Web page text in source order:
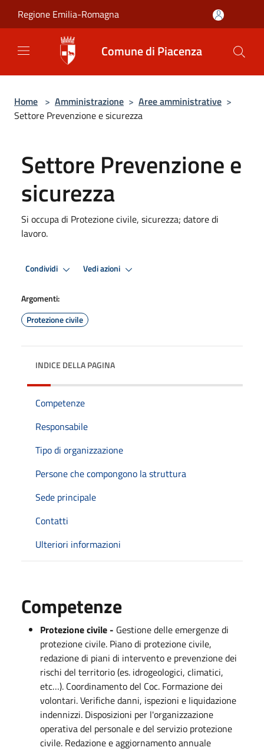
Regione Emilia-Romagna
Comune di Piacenza
Home > Amministrazione > Aree amministrative >
Settore Prevenzione e sicurezza
Settore Prevenzione e
sicurezza
Si occupa di Protezione civile, sicurezza; datore di
lavoro.
Condividi Vedi azioni
Argomenti:
Protezione civile
INDICE DELLA PAGINA
Competenze
Responsabile
Tipo di organizzazione
Persone che compongono la struttura
Sede principale
Contatti
Ulteriori informazioni
Competenze
Protezione civile - Gestione delle emergenze di
protezione civile. Piano di protezione civile,
redazione di piani di intervento e prevenzione dei
rischi del territorio (es. idrogeologici, climatici,
etc…). Coordinamento del Coc. Formazione dei
volontari. Verifiche danni, ispezioni e liquidazione
indennizzi. Disposizioni per l'organizzazione
operativa del personale e del servizio protezione
civile. Redazione e aggiornamento annuale